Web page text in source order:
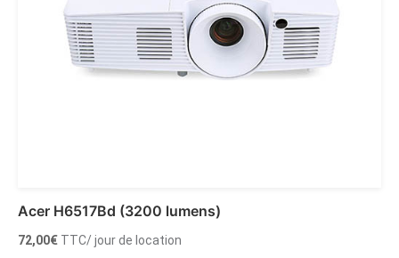
Acer H6517Bd (3200 lumens)
72,00€ TTC/ jour de location